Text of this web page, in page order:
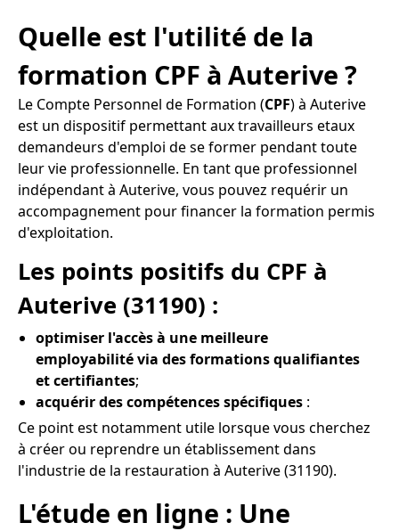
Quelle est l'utilité de la
formation CPF à Auterive ?
Le Compte Personnel de Formation (CPF) à Auterive
est un dispositif permettant aux travailleurs etaux
demandeurs d'emploi de se former pendant toute
leur vie professionnelle. En tant que professionnel
indépendant à Auterive, vous pouvez requérir un
accompagnement pour financer la formation permis
d'exploitation.
Les points positifs du CPF à
Auterive (31190) :
optimiser l'accès à une meilleure
employabilité via des formations qualifiantes
et certifiantes;
acquérir des compétences spécifiques :
Ce point est notamment utile lorsque vous cherchez
à créer ou reprendre un établissement dans
l'industrie de la restauration à Auterive (31190).
L'étude en ligne : Une